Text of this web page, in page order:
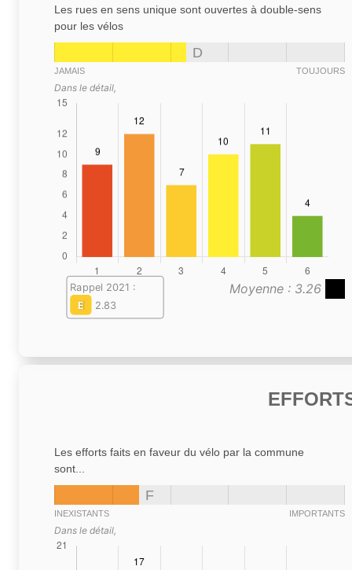
Les rues en sens unique sont ouvertes à double-sens
pour les vélos
D
JAMAIS TOUJOURS
Dans le détail,
Moyenne : 3.26
Rappel 2021 :
E
2.83
Les efforts faits en faveur du vélo par la commune
sont...
F
INEXISTANTS IMPORTANTS
Dans le détail,